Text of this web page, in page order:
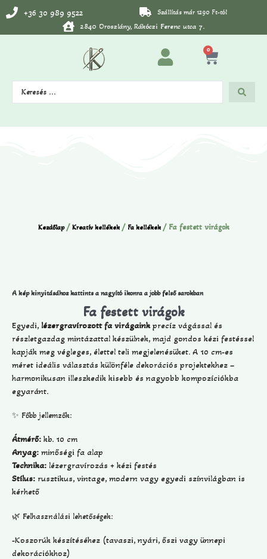
+36 30 989 9522 Szállítás már 1290 Ft-tól
2840 Oroszlány, Rákóczi Ferenc utca 7.
0
Kezdőlap/ Kreatív kellékek/ Fa kellékek/ Fa festett virágok
A kép kinyitásához kattints a nagyító ikonra a jobb felső sarokban
Fa festett virágok
Egyedi, lézergravírozott fa virágainkprecíz vágással és
részletgazdag mintázattal készülnek, majd gondos kézi festéssel
kapják meg végleges, élettel teli megjelenésüket. A 10 cm-es
méret ideális választás különféle dekorációs projektekhez –
harmonikusan illeszkedik kisebb és nagyobb kompozíciókba
egyaránt.
✨ Főbb jellemzők:
Átmérő: kb. 10 cm
Anyag: minőségi fa alap
Technika: lézergravírozás + kézi festés
Stílus: rusztikus, vintage, modern vagy egyedi színvilágban is
kérhető
🌿 Felhasználási lehetőségek:
-Koszorúk készítéséhez (tavaszi, nyári, őszi vagy ünnepi
dekorációkhoz)